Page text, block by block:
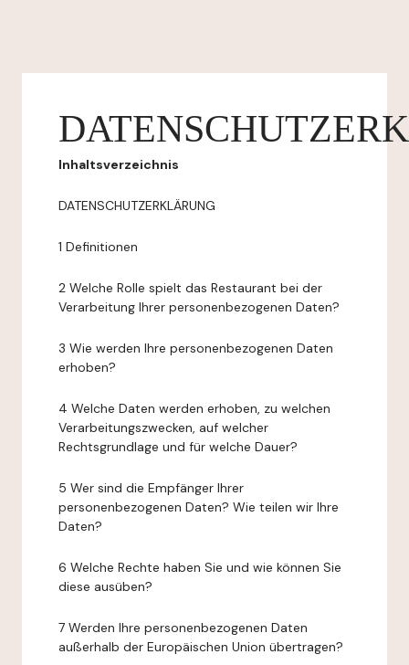
Inhaltsverzeichnis
DATENSCHUTZERKLÄRUNG
1 Definitionen
2 Welche Rolle spielt das Restaurant bei der
Verarbeitung Ihrer personenbezogenen Daten?
3 Wie werden Ihre personenbezogenen Daten
erhoben?
4 Welche Daten werden erhoben, zu welchen
Verarbeitungszwecken, auf welcher
Rechtsgrundlage und für welche Dauer?
5 Wer sind die Empfänger Ihrer
personenbezogenen Daten? Wie teilen wir Ihre
Daten?
6 Welche Rechte haben Sie und wie können Sie
diese ausüben?
7 Werden Ihre personenbezogenen Daten
außerhalb der Europäischen Union übertragen?